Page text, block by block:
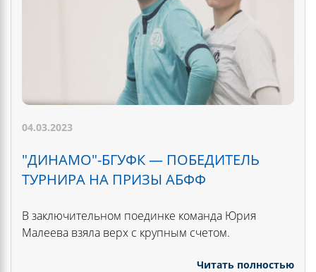
04.03.2023
"ДИНАМО"-БГУФК — ПОБЕДИТЕЛЬ
ТУРНИРА НА ПРИЗЫ АБФФ
В заключительном поединке команда Юрия
Малеева взяла верх с крупным счетом.
Читать полностью